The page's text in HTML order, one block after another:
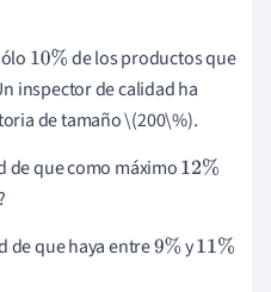
10% de los productos que
inspector de calidad ha
de tamaño \(200\%).
de que como máximo12%
de que haya entre9% y11%